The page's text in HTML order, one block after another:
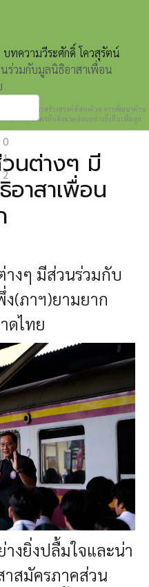
มเข้าใจในการสร้างสรรค์สังคมด้วย การพัฒนาด้าน
ฒนาที่เป็นมิตรกับสิ่งแวดล้อมอย่างยั่งยืนเพื่อลูก
0
1
2
บทความวีระศักดิ์ โควสุรัตน์
ร่วมกับมูลนิธิอาสาเพื่อน
for results.
นต่างๆ มี
าสาเพื่อน
งๆ มีส่วนร่วมกับ
(ภาฯ)ยามยาก
ดไทย
งยิ่งปลื้มใจและน่า
สมัครภาคส่วน